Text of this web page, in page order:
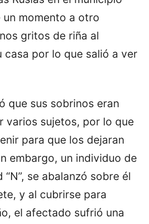
momento a otro
gritos de riña al
casa por lo que salió a ver
que sus sobrinos eran
varios sujetos, por lo que
para que los dejaran
embargo, un individuo de
“N”, se abalanzó sobre él
y al cubrirse para
el afectado sufrió una